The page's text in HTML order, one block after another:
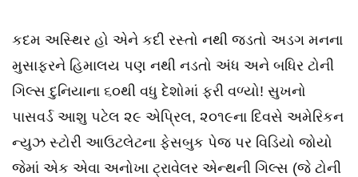
કદમ અસ્થિર હો એને કદી રસ્તો નથી જડતો અડગ મનના
મુસાફરને હિમાલય પણ નથી નડતો અંધ અને બધિર ટોની
ગિલ્સ દુનિયાના ૬૦થી વધુ દેશોમાં ફરી વળ્યો! સુખનો
પાસવર્ડ આશુ પટેલ ૨૯ એપ્રિલ, ૨૦૧૯ના દિવસે અમેરિકન
ન્યુઝ સ્ટોરી આઉટલેટના ફેસબુક પેજ પર વિડિયો જોયો
જેમાં એક એવા અનોખા ટ્રાવેલર એન્થની ગિલ્સ (જે ટોની